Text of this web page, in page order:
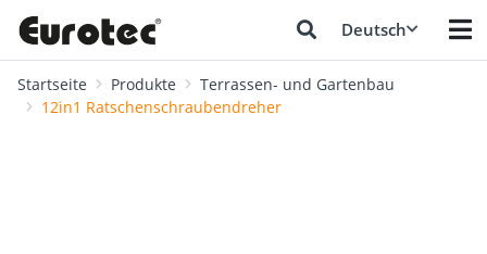
Deutsch
Startseite Produkte
Terrassen- und Gartenbau
12in1 Ratschenschraubendreher